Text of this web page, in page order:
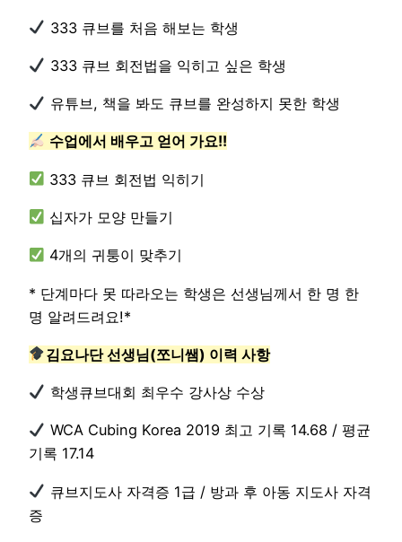
333 큐브를 처음 해보는 학생
333 큐브 회전법을 익히고 싶은 학생
유튜브, 책을 봐도 큐브를 완성하지 못한 학생
수업에서 배우고 얻어 가요!!
333 큐브 회전법 익히기
십자가 모양 만들기
4개의 귀퉁이 맞추기
* 단계마다 못 따라오는 학생은 선생님께서 한 명 한
명 알려드려요!*
김요나단 선생님(쪼니쌤) 이력 사항
학생큐브대회 최우수 강사상 수상
WCA Cubing Korea 2019 최고 기록 14.68 / 평균
기록 17.14
큐브지도사 자격증 1급 / 방과 후 아동 지도사 자격
증